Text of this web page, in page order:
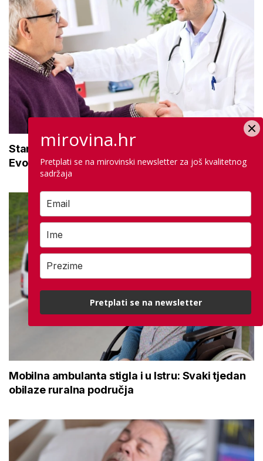
Stariji ste od 65, ne radite i nemate mirovinu?
Evo kako ostvariti zdravstveno osiguranje
Mobilna ambulanta stigla i u Istru: Svaki tjedan
obilaze ruralna područja
mirovina.hr
Pretplati se na mirovinski newsletter za još kvalitetnog
sadržaja
Pretplati se na newsletter